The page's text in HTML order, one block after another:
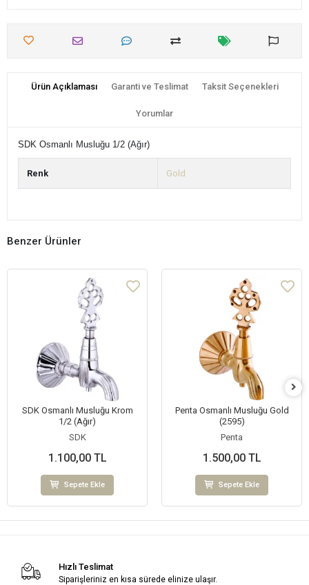
Ürün Açıklaması Garanti ve Teslimat Taksit Seçenekleri
Yorumlar
SDK Osmanlı Musluğu 1/2 (Ağır)
Renk Gold
Benzer Ürünler
SDK Osmanlı Musluğu Krom
1/2 (Ağır)
SDK
1.100,00 TL
Sepete Ekle
Penta Osmanlı Musluğu Gold
(2595)
Penta
1.500,00 TL
Sepete Ekle
Hızlı Teslimat
Siparişleriniz en kısa sürede elinize ulaşır.